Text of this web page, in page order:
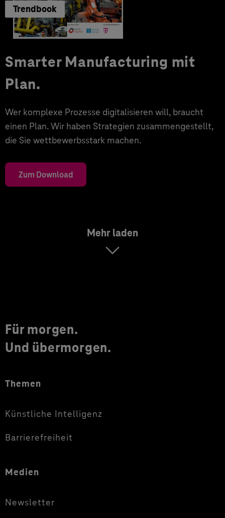
Trendbook
Smarter Manufacturing mit
Plan.
Wer komplexe Prozesse digitalisieren will, braucht
einen Plan. Wir haben Strategien zusammengestellt,
die Sie wettbewerbsstark machen.
Zum Download
Mehr laden
Für morgen.
Und übermorgen.
Themen
Künstliche Intelligenz
Barrierefreiheit
Medien
Newsletter